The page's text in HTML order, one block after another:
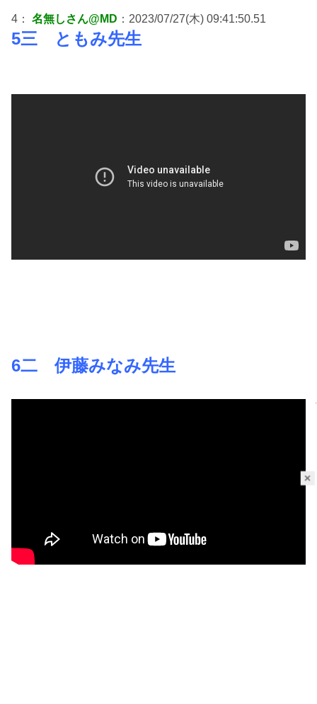
×
4： 名無しさん@MD ：2023/07/27(木) 09:41:50.51
5三 ともみ先生
6二 伊藤みなみ先生